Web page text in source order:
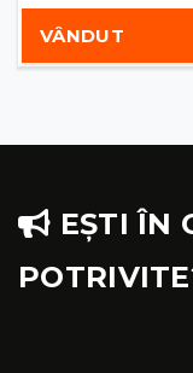
VÂNDUT
EȘTI ÎN